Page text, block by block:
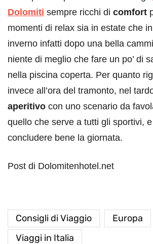
Dolomiti sempre ricchi di comfort
momenti di relax sia in estate che
inverno infatti dopo una bella
niente di meglio che fare un po’ di
nella piscina coperta. Per quanto
invece all’ora del tramonto, nel
aperitivo con uno scenario da
quello che serve a tutti gli sportivi,
concludere bene la giornata.
Post di Dolomitenhotel.net
Consigli di Viaggio Europa
Viaggi in Italia